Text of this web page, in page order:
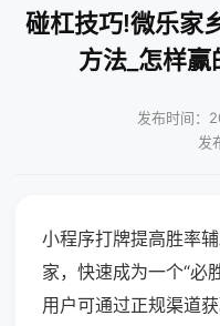
碰杠技巧!微乐家
方法_怎样
发布时间：
发
小程序打牌提高胜率
家，快速成为一个“必
用户可通过正规渠道获